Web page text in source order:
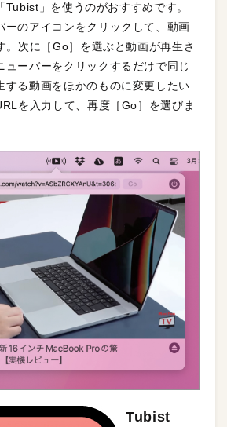
Tubist」を使うのがおすすめです。
ーのアイコンをクリックして、動画
。次に［Go］を選ぶと動画が再生さ
ューバーをクリックするだけで同じ
する動画をほかのものに変更したい
を入力して、再度［Go］を選びま
Tubist